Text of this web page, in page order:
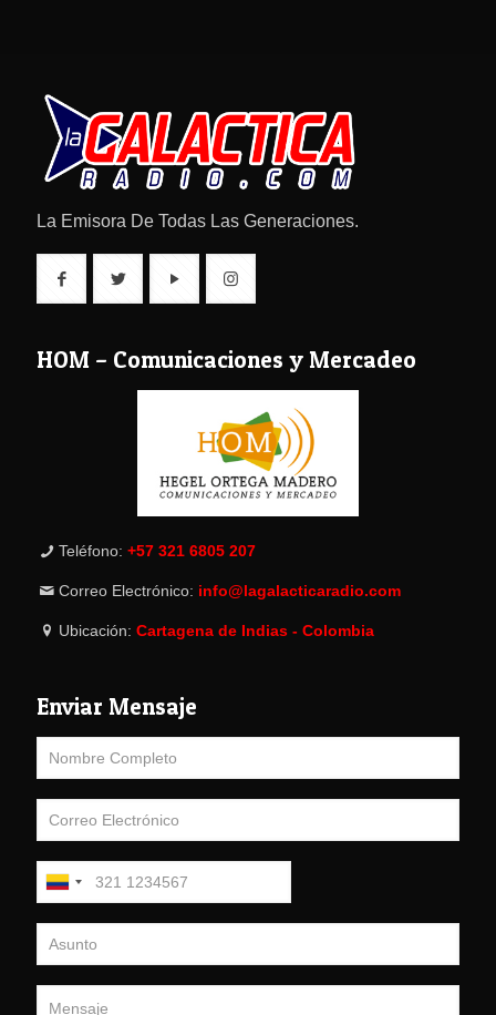
La Emisora De Todas Las Generaciones.
HOM – Comunicaciones y Mercadeo
Teléfono: +57 321 6805 207
Correo Electrónico: info@lagalacticaradio.com
Ubicación: Cartagena de Indias - Colombia
Enviar Mensaje